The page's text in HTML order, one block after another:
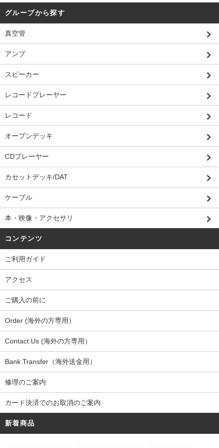
グループから探す
真空管
アンプ
スピーカー
レコードプレーヤー
レコード
オープンデッキ
CDプレーヤー
カセットデッキ/DAT
ケーブル
本・映像・アクセサリ
コンテンツ
ご利用ガイド
アクセス
ご購入の前に
Order (海外の方専用）
Contact Us (海外の方専用）
Bank Transfer（海外送金用）
修理のご案内
カード決済でのお取消のご案内
新着商品